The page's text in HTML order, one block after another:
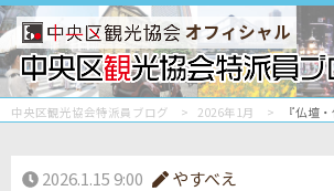
オフィシャル
中央区観光協会特派員ブログ 2026年1月 『仏壇
2026.1.15 9:00 やすべえ